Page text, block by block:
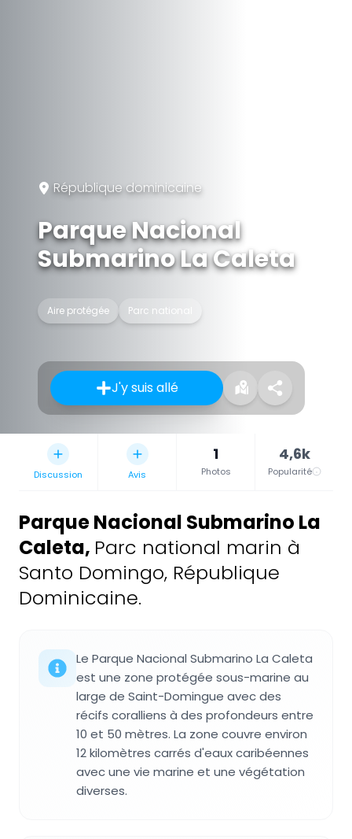
République dominicaine
Parque Nacional
Submarino La Caleta
Aire protégée Parc national
J'y suis allé
Discussion Avis
1
Photos
4,6k
Popularité
Parque Nacional Submarino La
Caleta, Parc national marin à
Santo Domingo, République
Dominicaine.
Le Parque Nacional Submarino La Caleta
est une zone protégée sous-marine au
large de Saint-Domingue avec des
récifs coralliens à des profondeurs entre
10 et 50 mètres. La zone couvre environ
12 kilomètres carrés d'eaux caribéennes
avec une vie marine et une végétation
diverses.